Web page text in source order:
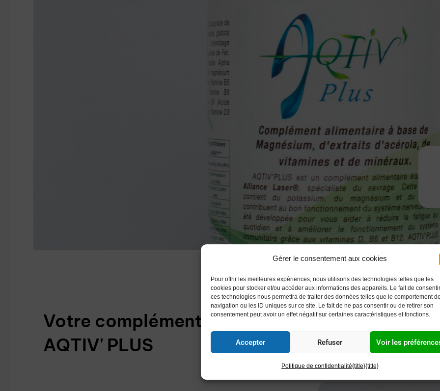
Gérer le consentement aux cookies
Pour offrir les meilleures expériences, nous utilisons des technologies telles que les
cookies pour stocker et/ou accéder aux informations des appareils. Le fait de
ces technologies nous permettra de traiter des données telles que le comportement
navigation ou les ID uniques sur ce site. Le fait de ne pas consentir ou de retirer son
consentement peut avoir un effet négatif sur certaines caractéristiques et fonctions.
Accepter Refuser Voir les
Politique de confidentialité{title}{title}
Votre complément alimentaire
AQTIV' PLUS